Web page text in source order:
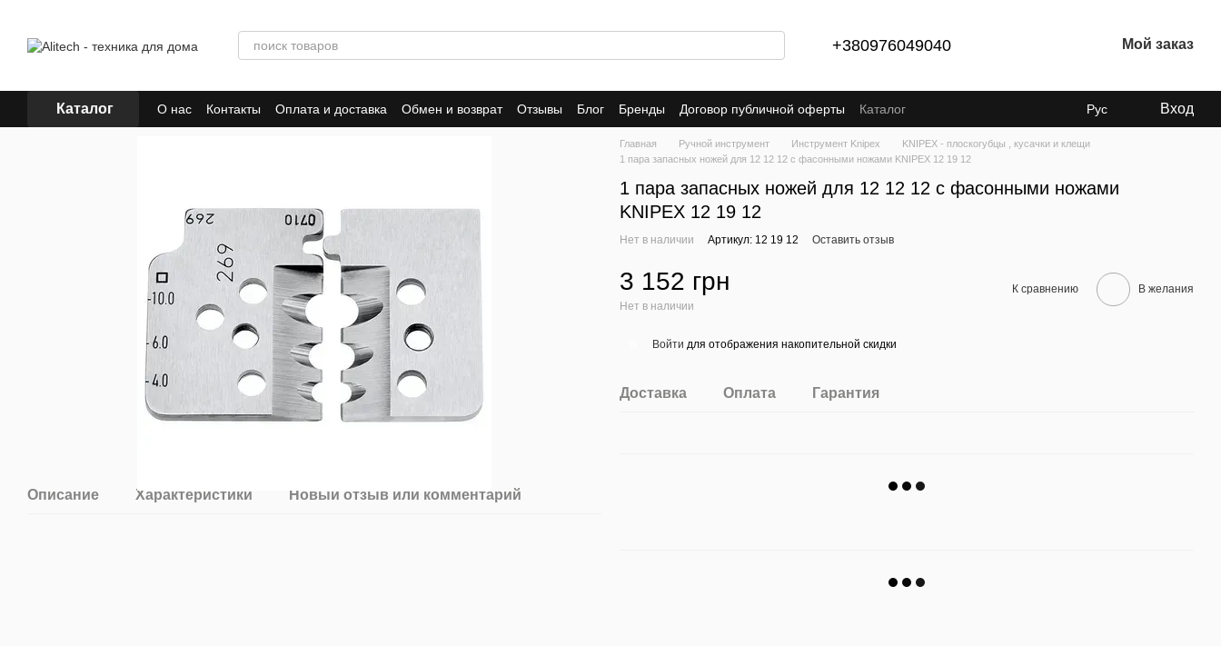
+380976049040 Мой заказ
Каталог О нас Контакты Оплата и доставка Обмен и возврат Отзывы Блог Бренды Договор публичной оферты Каталог Рус Вход
Описание Характеристики Новый отзыв или комментарий
Главная Ручной инструмент Инструмент Knipex
KNIPEX - плоскогубцы , кусачки и клещи
1 пара запасных ножей для 12 12 12 с фасонными ножами KNIPEX 12 19 12
1 пара запасных ножей для 12 12 12 с фасонными ножами
KNIPEX 12 19 12
Нет в наличии Артикул: 12 19 12 Оставить отзыв
3 152 грн
Нет в наличии
К сравнению В желания
Войти для отображения накопительной скидки
Доставка Оплата Гарантия